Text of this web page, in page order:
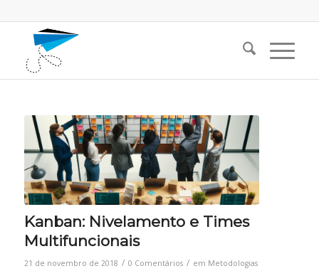
Kanban: Nivelamento e Times
Multifuncionais
21 de novembro de 2018 / 0 Comentários / em Metodologias